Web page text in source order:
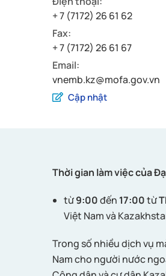
+ 7 (7172) 26 61 62
Fax:
+ 7 (7172) 26 61 67
Email:
vnemb.kz@mofa.gov.vn
Cập nhật
Thời gian làm việc của
từ9:00đến 17:00từ
Việt Nam và
Trong số nhiều dịch vụ
Nam cho người nước